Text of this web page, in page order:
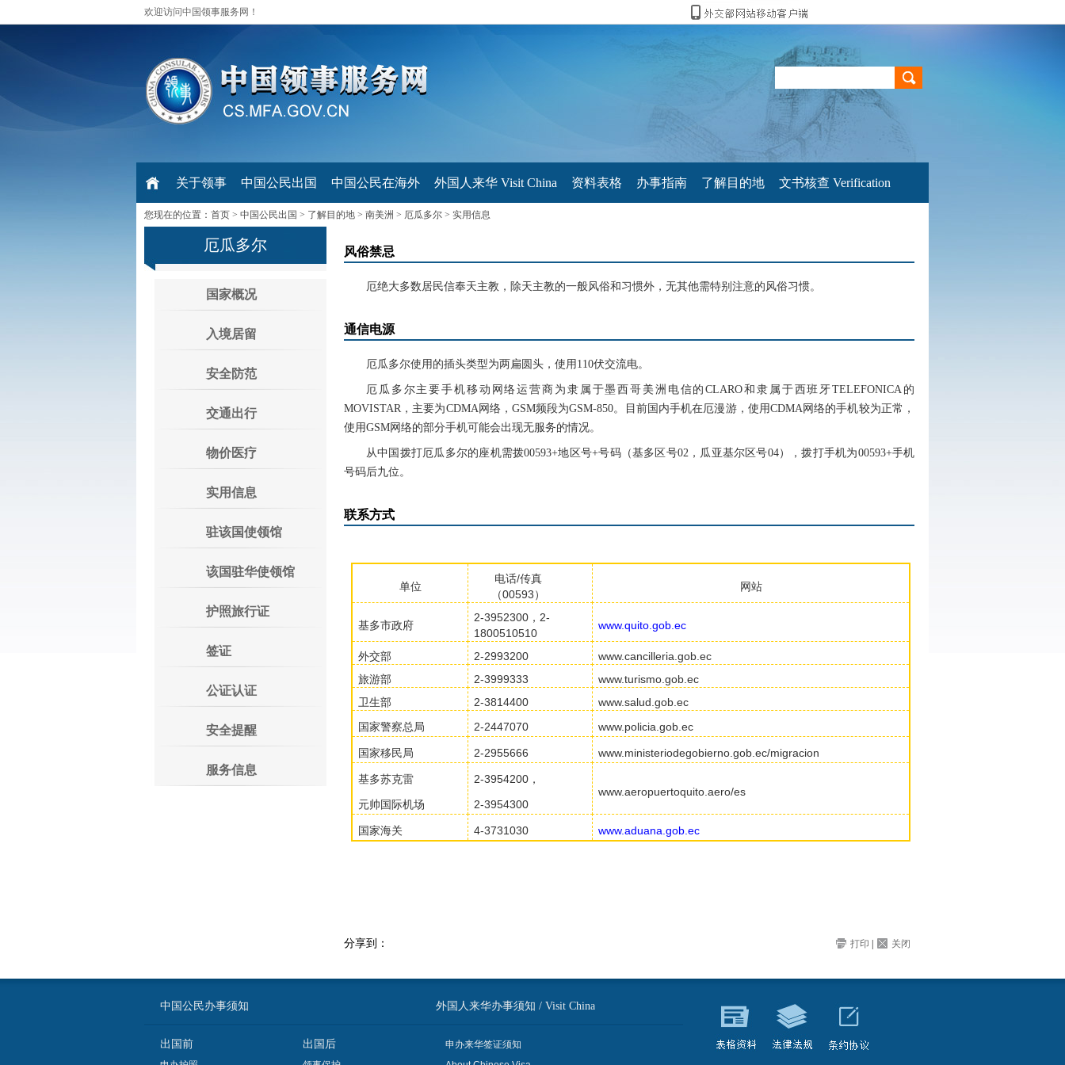
欢迎访问中国领事服务网！
关于领事 中国公民出国 中国公民在海外 外国人来华 Visit China 资料表格 办事指南 了解目的地 文书核查 Verification
您现在的位置： 首页 > 中国公民出国 > 了解目的地 > 南美洲 > 厄瓜多尔 > 实用信息
厄瓜多尔
国家概况
入境居留
安全防范
交通出行
物价医疗
实用信息
驻该国使领馆
该国驻华使领馆
护照旅行证
签证
公证认证
安全提醒
服务信息
风俗禁忌
厄绝大多数居民信奉天主教，除天主教的一般风俗和习惯外，无其他需特别注意的风俗习惯。
通信电源
厄瓜多尔使用的插头类型为两扁圆头，使用110伏交流电。
厄瓜多尔主要手机移动网络运营商为隶属于墨西哥美洲电信的CLARO和隶属于西班牙TELEFONICA的
MOVISTAR，主要为CDMA网络，GSM频段为GSM-850。目前国内手机在厄漫游，使用CDMA网络的手机较为正常，
使用GSM网络的部分手机可能会出现无服务的情况。
从中国拨打厄瓜多尔的座机需拨00593+地区号+号码（基多区号02，瓜亚基尔区号04），拨打手机为00593+手机
号码后九位。
联系方式
单位
电话/传真
（00593）
网站
基多市政府
2-3952300，2-
1800510510
www.quito.gob.ec
外交部 2-2993200
www.cancilleria.gob.ec
旅游部
2-3999333
www.turismo.gob.ec
卫生部
2-3814400
www.salud.gob.ec
国家警察总局
2-2447070 www.policia.gob.ec
国家移民局 2-2955666 www.ministeriodegobierno.gob.ec/migracion
基多苏克雷
元帅国际机场
2-3954200，
2-3954300
www.aeropuertoquito.aero/es
国家海关 4-3731030 www.aduana.gob.ec
分享到： 打印 关闭
中国公民办事须知 外国人来华办事须知 / Visit China
出国前 出国后
申办来华签证须知